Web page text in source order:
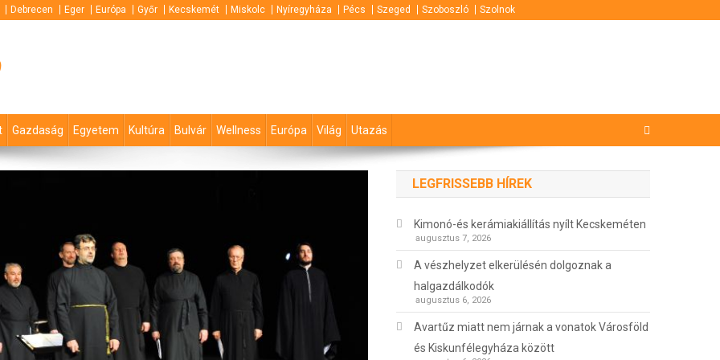
Debrecen Eger Európa Győr Kecskemét Miskolc Nyíregyháza Pécs Szeged Szoboszló Szolnok
Gazdaság Egyetem Kultúra Bulvár Wellness Európa Világ Utazás
LEGFRISSEBB HÍREK
Kimonó-és kerámiakiállítás nyílt Kecskeméten
augusztus 7, 2026
A vészhelyzet elkerülésén dolgoznak a
halgazdálkodók
augusztus 6, 2026
Avartűz miatt nem járnak a vonatok Városföld
és Kiskunfélegyháza között